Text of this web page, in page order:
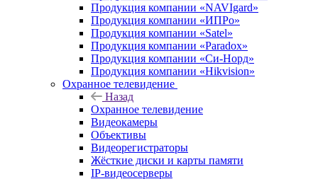
Продукция компании «NAVIgard»
Продукция компании «ИПРо»
Продукция компании «Satel»
Продукция компании «Paradox»
Продукция компании «Си-Норд»
Продукция компании «Hikvision»
Охранное телевидение
Назад
Охранное телевидение
Видеокамеры
Объективы
Видеорегистраторы
Жёсткие диски и карты памяти
IP-видеосерверы